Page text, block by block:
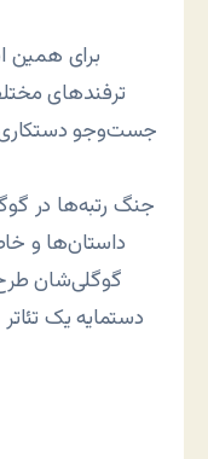
برای همین
ترفندهای
جست‌وجو
جنگ رتبه‌ها در
داستان‌ها و
گوگلی‌شان
دستمایه یک تئاتر